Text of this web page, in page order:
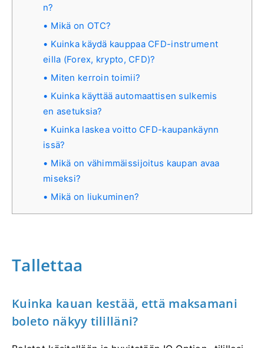
n?
Mikä on OTC?
Kuinka käydä kauppaa CFD-instrument
eilla (Forex, krypto, CFD)?
Miten kerroin toimii?
Kuinka käyttää automaattisen sulkemis
en asetuksia?
Kuinka laskea voitto CFD-kaupankäynn
issä?
Mikä on vähimmäissijoitus kaupan avaa
miseksi?
Mikä on liukuminen?
Tallettaa
Kuinka kauan kestää, että maksamani
boleto näkyy tililläni?